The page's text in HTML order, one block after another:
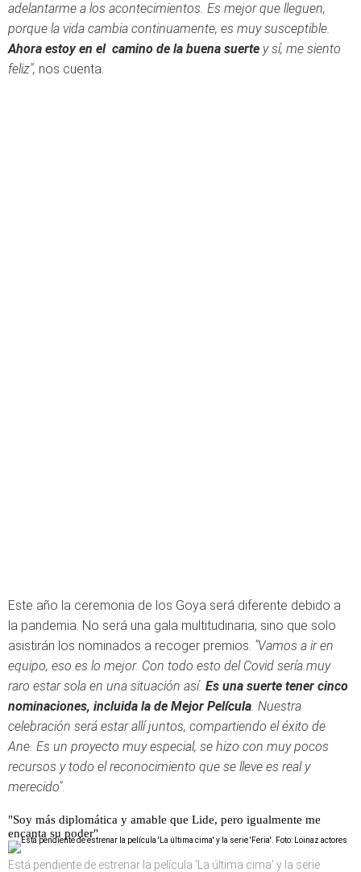
adelantarme a los acontecimientos. Es mejor que lleguen,
porque la vida cambia continuamente, es muy susceptible.
Ahora estoy en el camino de la buena suerte y sí, me siento
feliz", nos cuenta.
Este año la ceremonia de los Goya será diferente debido a
la pandemia. No será una gala multitudinaria, sino que solo
asistirán los nominados a recoger premios. "Vamos a ir en
equipo, eso es lo mejor. Con todo esto del Covid sería muy
raro estar sola en una situación así. Es una suerte tener cinco
nominaciones, incluida la de Mejor Película. Nuestra
celebración será estar allí juntos, compartiendo el éxito de
Ane. Es un proyecto muy especial, se hizo con muy pocos
recursos y todo el reconocimiento que se lleve es real y
merecido".
"Soy más diplomática y amable que Lide, pero igualmente me
encanta su poder"
Está pendiente de estrenar la película 'La última cima' y la serie